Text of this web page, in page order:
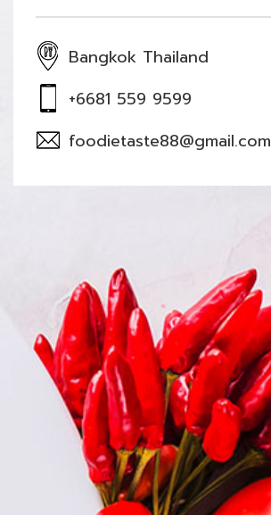
Bangkok Thailand
+6681 559 9599
foodietaste88@gmail.com